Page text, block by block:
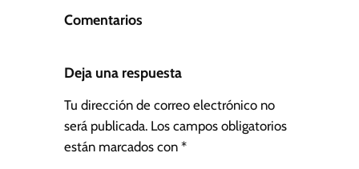
Comentarios
Deja una respuesta
Tu dirección de correo electrónico no
será publicada. Los campos obligatorios
están marcados con *